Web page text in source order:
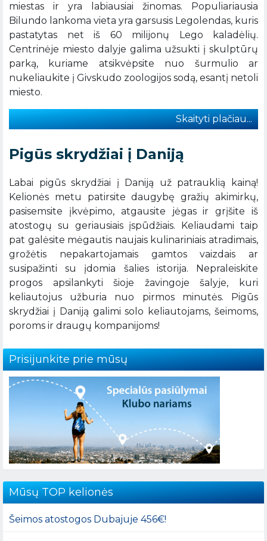
miestas ir yra labiausiai žinomas. Populiariausia
Bilundo lankoma vieta yra garsusis Legolendas, kuris
pastatytas net iš 60 milijonų Lego kaladėlių.
Centrinėje miesto dalyje galima užsukti į skulptūrų
parką, kuriame atsikvėpsite nuo šurmulio ar
nukeliaukite į Givskudo zoologijos sodą, esantį netoli
miesto.
Skaityti plačiau...
Pigūs skrydžiai į Daniją
Labai pigūs skrydžiai į Daniją už patrauklią kainą!
Kelionės metu patirsite daugybę gražių akimirkų,
pasisemsite įkvėpimo, atgausite jėgas ir grįšite iš
atostogų su geriausiais įspūdžiais. Keliaudami taip
pat galėsite mėgautis naujais kulinariniais atradimais,
grožėtis nepakartojamais gamtos vaizdais ar
susipažinti su įdomia šalies istorija. Nepraleiskite
progos apsilankyti šioje žavingoje šalyje, kuri
keliautojus užburia nuo pirmos minutės. Pigūs
skrydžiai į Daniją galimi solo keliautojams, šeimoms,
poroms ir draugų kompanijoms!
Prisijunkite prie mūsų
Mūsų TOP kelionės
Šeimos atostogos Dubajuje 456€!